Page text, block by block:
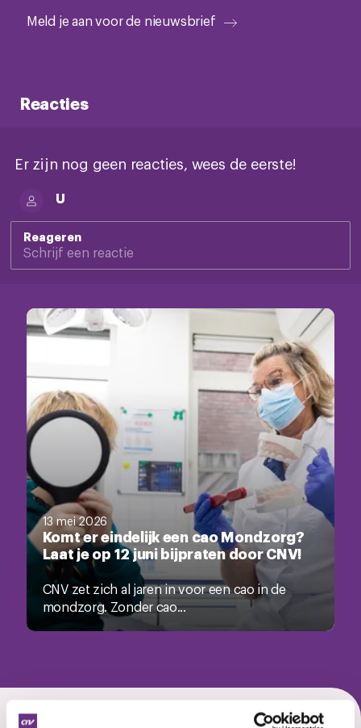
Meld je aan voor de nieuwsbrief
Reacties
Er zijn nog geen reacties, wees de eerste!
U
Reageren
13 mei 2026
Komt er eindelijk een cao Mondzorg?
Laat je op 12 juni bijpraten door CNV!
CNV zet zich al jaren in voor een cao in de
mondzorg. Zonder cao...